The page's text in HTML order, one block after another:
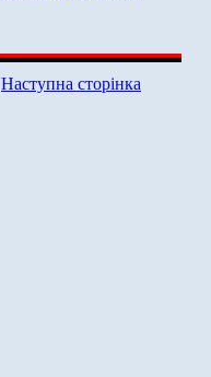
Наступна сторінка